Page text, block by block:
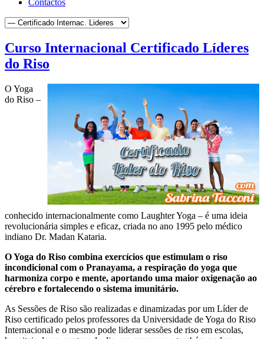
Contactos
Curso Internacional Certificado Líderes
do Riso
O Yoga
do Riso –
conhecido internacionalmente como Laughter Yoga – é uma ideia
revolucionária simples e eficaz, criada no ano 1995 pelo médico
indiano Dr. Madan Kataria.
O Yoga do Riso combina exercícios que estimulam o riso
incondicional com o Pranayama, a respiração do yoga que
harmoniza corpo e mente, aportando uma maior oxigenação ao
cérebro e fortalecendo o sistema imunitário.
As Sessões de Riso são realizadas e dinamizadas por um Líder de
Riso certificado pelos professores da Universidade de Yoga do Riso
Internacional e o mesmo pode liderar sessões de riso em escolas,